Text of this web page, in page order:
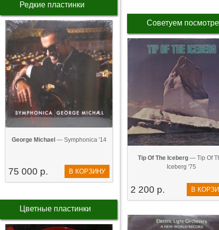
Редкие пластинки
George Michael — Symphonica '14
75 000 р. В КОРЗИНУ
Цветные пластинки
Советуем
Tip Of The Iceberg — Tip Of
Iceberg '75
2 200 р. В